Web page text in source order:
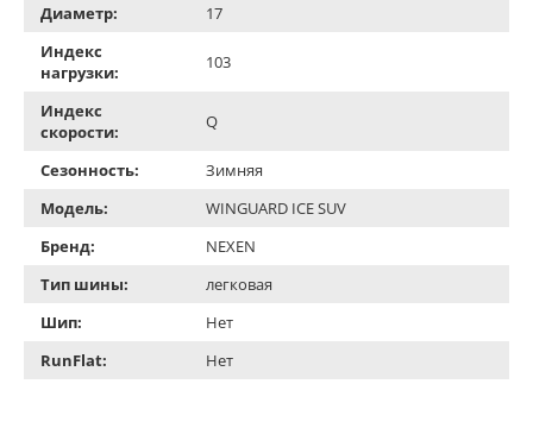
Диаметр:
17
Индекс
нагрузки:
103
Индекс
скорости:
Q
Сезонность:
Зимняя
Модель:
WINGUARD ICE SUV
Бренд:
NEXEN
Тип шины:
легковая
Шип:
Нет
RunFlat:
Нет